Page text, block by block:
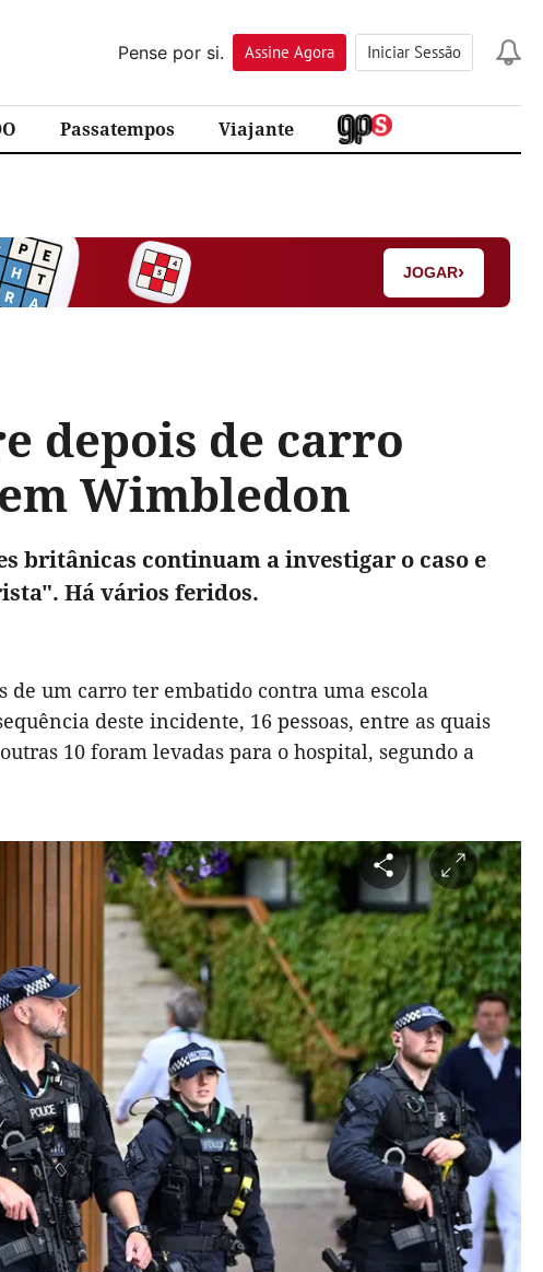
Pense por si.
Assine Agora Iniciar Sessão
Passatempos Viajante
JOGAR›
depois de carro
Wimbledon
britânicas continuam a investigar o caso e
Há vários feridos.
um carro ter embatido contra uma escola
deste incidente, 16 pessoas, entre as quais
10 foram levadas para o hospital, segundo a